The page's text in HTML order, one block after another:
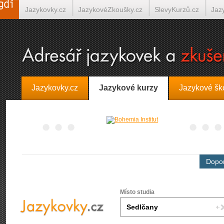
Jazykovky.cz Jazykové kurzy Jazykové
Místo studia
Jazykovky.cz JazykovéZkoušky.cz SlevyKurzů.cz
Španělština on-line Italština on-line Tlumočení-